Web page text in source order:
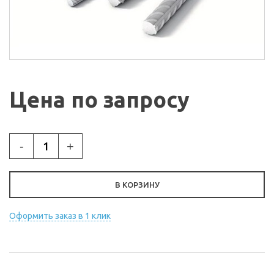
Цена по запросу
- +
В КОРЗИНУ
Оформить заказ в 1 клик